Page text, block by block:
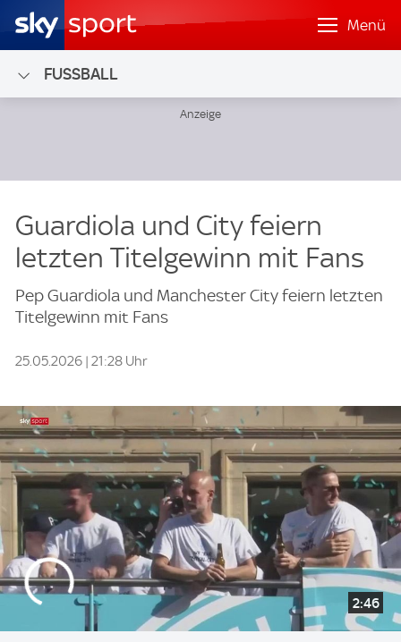
Menü
FUSSBALL
Guardiola und City feiern
letzten Titelgewinn mit Fans
Pep Guardiola und Manchester City feiern letzten
Titelgewinn mit Fans
25.05.2026 | 21:28 Uhr
2:46